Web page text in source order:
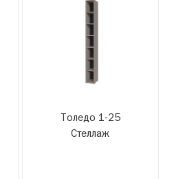
Толедо 1-25
Стеллаж